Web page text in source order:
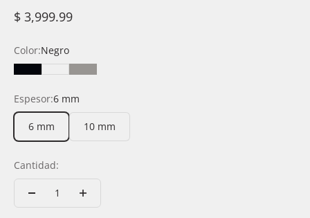
Precio de oferta
$ 3,999.99
Color:Negro
NegroBlancoGris
Espesor:6 mm
6 mm 10 mm
Cantidad: